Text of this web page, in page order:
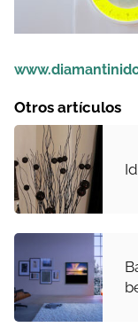
Otros artículos